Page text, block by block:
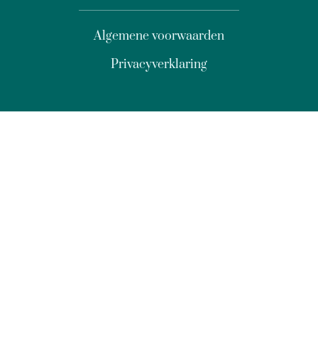
Privacyverklaring
Algemene voorwaarden